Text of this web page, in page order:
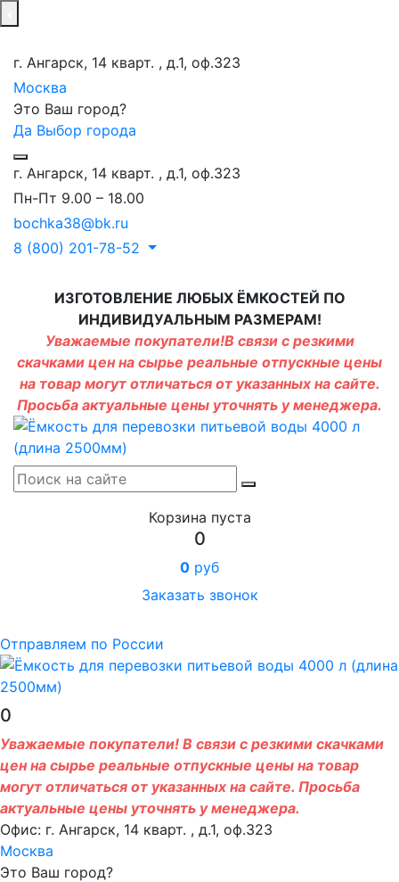
г. Ангарск, 14 кварт. , д.1, оф.323
Москва
Это Ваш город?
Да Выбор города
г. Ангарск, 14 кварт. , д.1, оф.323
Пн-Пт 9.00 – 18.00
bochka38@bk.ru
8 (800) 201-78-52
ИЗГОТОВЛЕНИЕ ЛЮБЫХ ЁМКОСТЕЙ ПО
ИНДИВИДУАЛЬНЫМ РАЗМЕРАМ!
Уважаемые покупатели!В связи с резкими
скачками цен на сырье реальные отпускные цены
на товар могут отличаться от указанных на сайте.
Просьба актуальные цены уточнять у менеджера.
Корзина пуста
0
0 руб
Заказать звонок
Отправляем по России
0
Уважаемые покупатели! В связи с резкими скачками
цен на сырье реальные отпускные цены на товар
могут отличаться от указанных на сайте. Просьба
актуальные цены уточнять у менеджера.
Офис: г. Ангарск, 14 кварт. , д.1, оф.323
Москва
Это Ваш город?